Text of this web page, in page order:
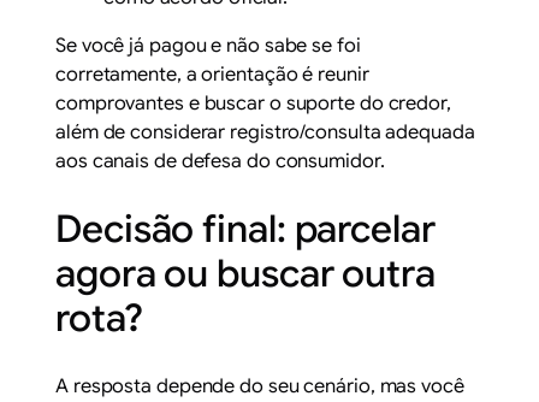
Se você já pagou e não sabe se foi
corretamente, a orientação é reunir
comprovantes e buscar o suporte do credor,
além de considerar registro/consulta adequada
aos canais de defesa do consumidor.
Decisão final: parcelar
agora ou buscar outra
rota?
A resposta depende do seu cenário, mas você